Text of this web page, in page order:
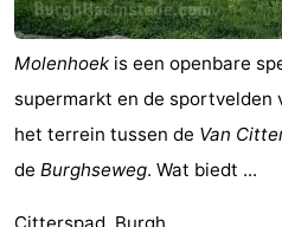
Rockanje
Zeeland
Schouwen-
Duiveland
Molenhoek is een openbare
supermarkt en de sportvelden
het terrein tussen de Van
de Burghseweg. Wat biedt ...